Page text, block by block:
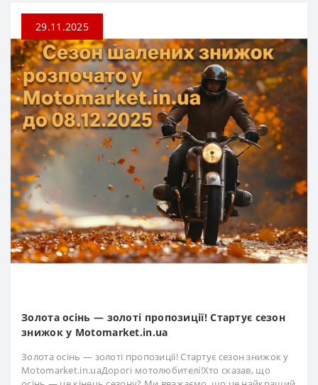
29.11.2025
Золота осінь — золоті пропозиції! Стартує сезон
знижок у Motomarket.in.ua
Золота осінь — золоті пропозиції! Стартує сезон знижок у
Motomarket.in.uaДорогі мотолюбителі!Хто сказав, що